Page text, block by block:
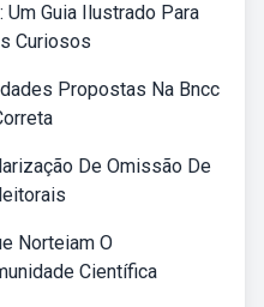
Guia Ilustrado Para
Curiosos
Propostas Na Bncc
De Omissão De
Norteiam O
Científica